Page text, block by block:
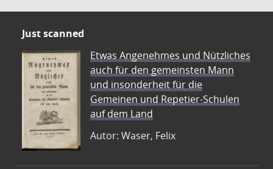
Just scanned
Etwas Angenehmes und Nützliches
auch für den gemeinsten Mann
und insonderheit für die
Gemeinen und Repetier-Schulen
auf dem Land
Autor: Waser, Felix